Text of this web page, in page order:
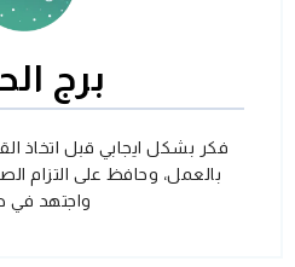
برج
فكر بشكل ايجابي قبل اتخاذ
بالعمل، وحافظ على التزام
واجتهد